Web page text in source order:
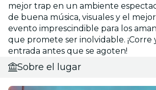
mejor trap en un ambiente
de buena música, visuales y el
evento imprescindible para los
que promete ser inolvidable. ¡Corre
entrada antes que se agoten!
Sobre el lugar